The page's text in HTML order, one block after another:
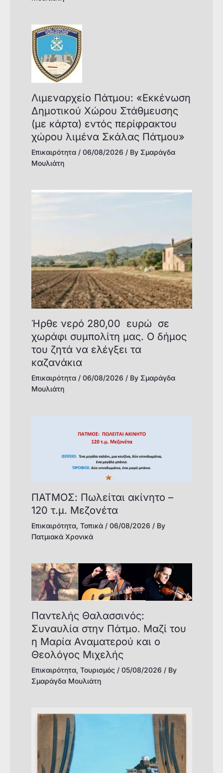
Λιμεναρχείο Πάτμου: «Εκκένωση
Δημοτικού Χώρου Στάθμευσης
(με κάρτα) εντός περίφρακτου
χώρου λιμένα Σκάλας Πάτμου»
Επικαιρότητα/ 06/08/2026 / By Σμαράγδα
Μουλιάτη
Ήρθε νερό 280,00 ευρώ σε
χωράφι συμπολίτη μας. Ο δήμος
του ζητά να ελέγξει τα
καζανάκια
Επικαιρότητα/ 06/08/2026 / By Σμαράγδα
Μουλιάτη
ΠΑΤΜΟΣ: Πωλείται ακίνητο –
120 τ.μ. Μεζονέτα
Επικαιρότητα, Τοπικά/ 06/08/2026 / By
Πατμιακά Χρονικά
Παντελής Θαλασσινός:
Συναυλία στην Πάτμο. Μαζί του
η Μαρία Αναματερού και ο
Θεολόγος Μιχελής
Επικαιρότητα, Τουρισμός/ 05/08/2026 / By
Σμαράγδα Μουλιάτη